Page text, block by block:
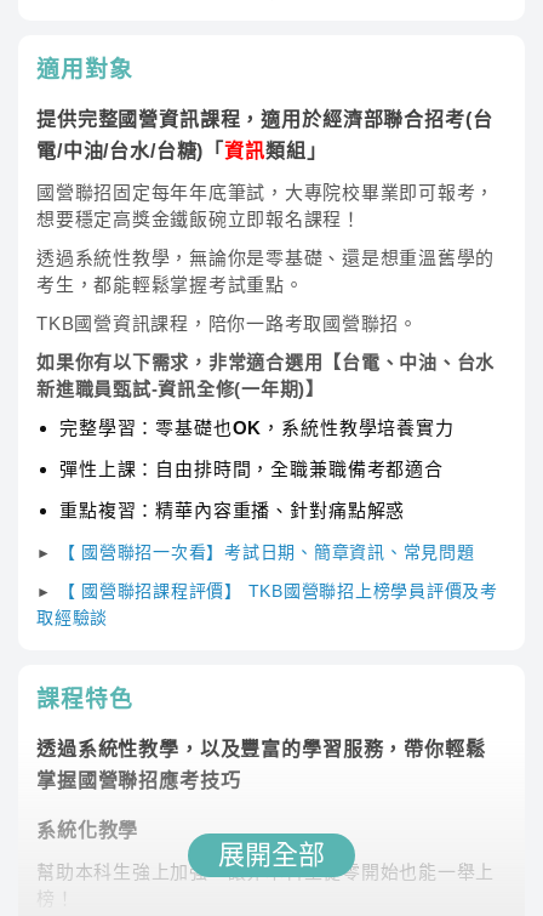
適用對象
提供完整國營資訊課程，適用於經濟部聯合招考(台
電/中油/台水/台糖)「資訊類組」
國營聯招固定每年年底筆試，大專院校畢業即可報考，
想要穩定高獎金鐵飯碗立即報名課程！
透過系統性教學，無論你是零基礎、還是想重溫舊學的
考生，都能輕鬆掌握考試重點。
TKB國營資訊課程，陪你一路考取國營聯招。
如果你有以下需求，非常適合選用【台電、中油、台水
新進職員甄試-資訊全修(一年期)】
完整學習：零基礎也OK，系統性教學培養實力
彈性上課：自由排時間，全職兼職備考都適合
重點複習：精華內容重播、針對痛點解惑
► 【 國營聯招一次看】考試日期、簡章資訊、常見問題
►
【 國營聯招課程評價】 TKB國營聯招上榜學員評價及考
取經驗談
課程特色
透過系統性教學，以及豐富的學習服務，帶你輕鬆
掌握國營聯招應考技巧
系統化教學
幫助本科生強上加強，讓非本科生從零開始也能一舉上
榜！
展開全部